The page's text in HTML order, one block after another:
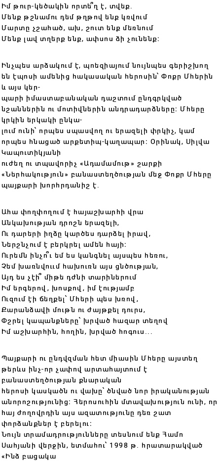
Իմ թուր-կեծակին որտե՞ղ է, տվեք․
Մենք թշնամու դեմ թղթով ենք կռվում
Մարտը չշահած, ախ, շուտ ենք մեռնում
Մենք լավ տղերք ենք, ափսոս ձի չունենք։
Ինչպես արձակում է, պոեզիայում նույնպես գերիշխող
են էպոսի ամենից հակասական հերոսին՝ Փոքր Մհերին
և այս կեր-
պարի իմաստաբանական դաշտում ընդգրկված
նշաններին ու մոտիվներին անդրադարձները։ Մհերը
կրկին երկակի ընկա-
լում ունի՝ որպես սպասվող ու երազելի փրկիչ, կամ
որպես հնացած արքետիպ-կաղապար։ Օրինակ, Սիլվա
Կապուտիկյանի
ուժեղ ու տպավորիչ «Ադամամութ» շարքի
«Ներհակություն» բանաստեղծության մեջ Փոքր Մհերը
պայքարի խորհրդանիշ է.
Ահա փողփողում է հայաշխարհի վրա
Անկախության դրոշն երազելի,
Ու դարերի իղձը կարծես դարձել իրավ,
Ներշնչում է բերկրել ամեն հայի։
Ուրեմն ինչո՞ւ եմ ես կանգնել այսպես հեռու,
Չեմ խառնվոււմ հախուռն այս ցնծության,
Այդ ես չէի՞ միթե դժնի տարիներում
Իմ երգերով, խոսքով, իմ էությամբ
Ուզում էի ճեղքել՝ Մհերի պես խռով,
Քարանձավի մութն ու ժայթքել դուրս,
Փշրել կապանքները՝ խրված հազար տեղով
Իմ աշխարհին, հողին, խրված հոգուս․․․
Պայքարի ու ընդվզման հետ միասին Մհերը այստեղ
թերևս ինչ-որ չափով արտահայտում է
բանաստեղծության քնարական
հերոսի կասկածն ու վախը՝ ծնված նոր իրականության
անորոշությունից։ Հերոսուհին մտավախություն ունի, որ
հայ ժողովրդին այս ազատությունը դեռ շատ
փորձանքներ է բերելու։
Նույն տրամադրությունները տեսնում ենք Համո
Սահյանի վերջին, ետմահու՝ 1998 թ. հրատարակված
«Ինձ բացակա